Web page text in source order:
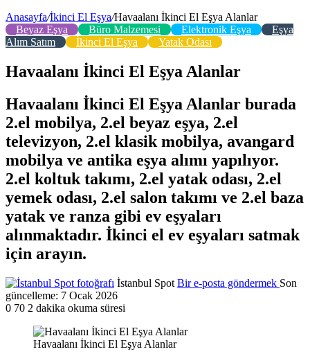
Anasayfa/İkinci El Eşya/Havaalanı İkinci El Eşya Alanlar
Beyaz Eşya
Büro Malzemesi Elektronik Eşya
Eşya
Alım Satım
İkinci El Eşya Yatak Odası
Havaalanı İkinci El Eşya Alanlar
Havaalanı İkinci El Eşya Alanlar burada
2.el mobilya, 2.el beyaz eşya, 2.el
televizyon, 2.el klasik mobilya, avangard
mobilya ve antika eşya alımı yapılıyor.
2.el koltuk takımı, 2.el yatak odası, 2.el
yemek odası, 2.el salon takımı ve 2.el baza
yatak ve ranza gibi ev eşyaları
alınmaktadır. İkinci el ev eşyaları satmak
için arayın.
İstanbul Spot Bir e-posta göndermek Son
güncelleme: 7 Ocak 2026
0 70 2 dakika okuma süresi
Havaalanı İkinci El Eşya Alanlar